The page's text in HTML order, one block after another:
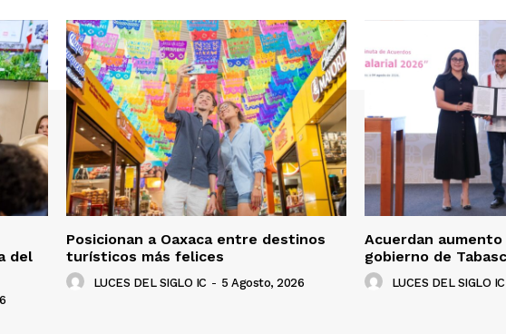
del
Posicionan a Oaxaca entre destinos
turísticos más felices
LUCES DEL SIGLO IC - 5 Agosto, 2026
Acuerdan
gobierno de
LUCES DEL SIGLO IC